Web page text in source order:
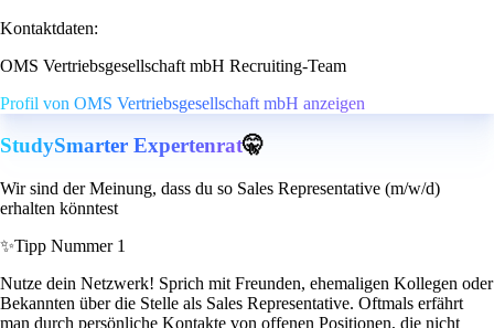
Kontaktdaten:
OMS Vertriebsgesellschaft mbH Recruiting-Team
Profil von OMS Vertriebsgesellschaft mbH anzeigen
StudySmarter Expertenrat🤫
Wir sind der Meinung, dass du so Sales Representative (m/w/d)
erhalten könntest
✨Tipp Nummer 1
Nutze dein Netzwerk! Sprich mit Freunden, ehemaligen Kollegen oder
Bekannten über die Stelle als Sales Representative. Oftmals erfährt
man durch persönliche Kontakte von offenen Positionen, die nicht